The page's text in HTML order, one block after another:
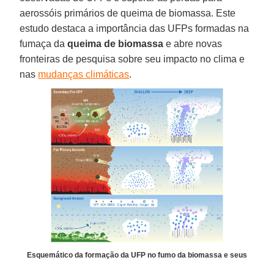
aerossóis primários de queima de biomassa. Este
estudo destaca a importância das UFPs formadas na
fumaça daqueima de biomassa e abre novas
fronteiras de pesquisa sobre seu impacto no clima e
nas mudanças climáticas.
Esquemático da formação da UFP no fumo da biomassa e seus